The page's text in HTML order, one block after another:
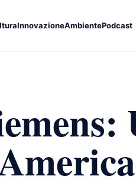
InnovazioneAmbientePodcast